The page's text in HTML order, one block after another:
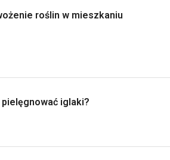
roślin w mieszkaniu
pielęgnować iglaki?